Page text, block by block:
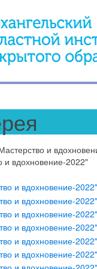
и
и вдохновение-2022"